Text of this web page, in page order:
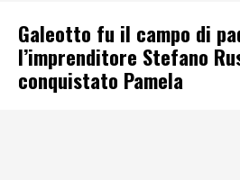
Galeotto fu il campo di
l’imprenditore Stefano
conquistato Pamela